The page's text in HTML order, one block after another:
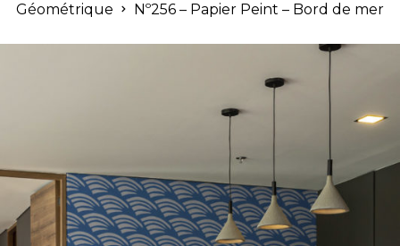
Géométrique
Nº256 – Papier Peint – Bord de mer